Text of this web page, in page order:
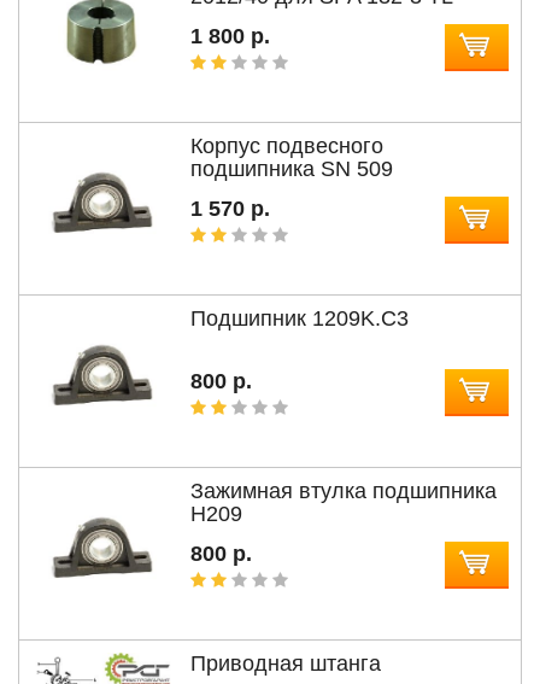
1 800 р.
Корпус подвесного
подшипника SN 509
1 570 р.
Подшипник 1209K.C3
800 р.
Зажимная втулка подшипника
H209
800 р.
Приводная штанга